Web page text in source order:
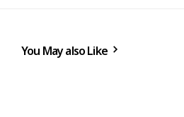
You May also Like